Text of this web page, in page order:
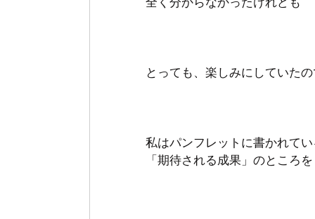
とっても、楽しみにしていた
私はパンフレットに書かれて
「期待される成果」のところを